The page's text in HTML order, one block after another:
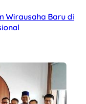
Wirausaha Baru di